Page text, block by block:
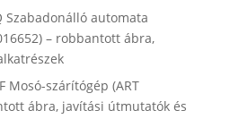
Szabadonálló automata
– robbantott ábra,
Mosó-szárítógép (ART
ábra, javítási útmutatók és